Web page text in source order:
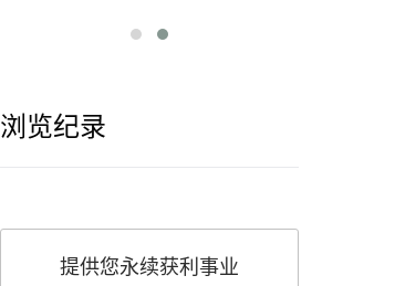
浏览纪录
提供您永续获利事业